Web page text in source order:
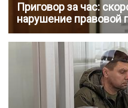
Приговор за час:
нарушение правовой